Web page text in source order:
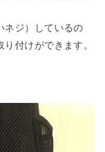
ネジ）しているの
付けができます。